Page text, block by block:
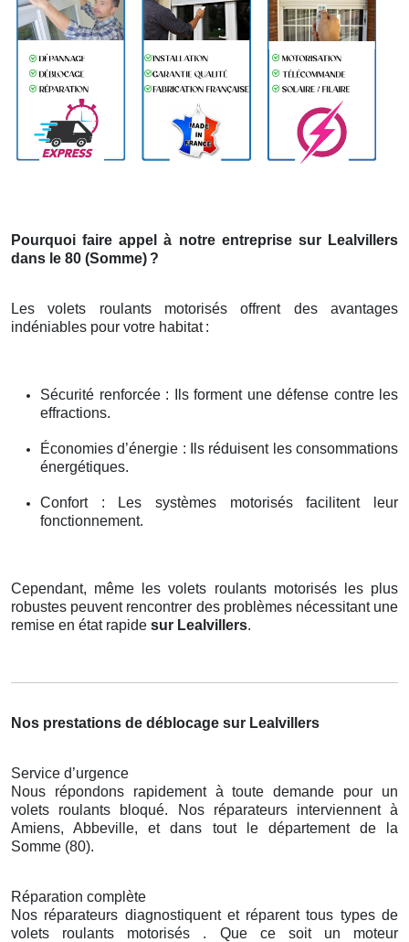
Pourquoi faire appel à notre entreprise sur Lealvillers
dans le 80 (Somme) ?
Les volets roulants motorisés offrent des avantages
indéniables pour votre habitat :
Sécurité renforcée : Ils forment une défense contre les
effractions.
Économies d’énergie : Ils réduisent les consommations
énergétiques.
Confort : Les systèmes motorisés facilitent leur
fonctionnement.
Cependant, même les volets roulants motorisés les plus
robustes peuvent rencontrer des problèmes nécessitant une
remise en état rapide sur Lealvillers.
Nos prestations de déblocage sur Lealvillers
Service d’urgence
Nous répondons rapidement à toute demande pour un
volets roulants bloqué. Nos réparateurs interviennent à
Amiens, Abbeville, et dans tout le département de la
Somme (80).
Réparation complète
Nos réparateurs diagnostiquent et réparent tous types de
volets roulants motorisés . Que ce soit un moteur